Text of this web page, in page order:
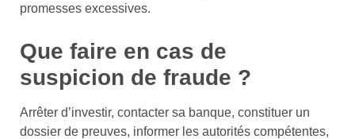
promesses excessives.
Que faire en cas de
suspicion de fraude ?
Arrêter d’investir, contacter sa banque, constituer un
dossier de preuves, informer les autorités compétentes,